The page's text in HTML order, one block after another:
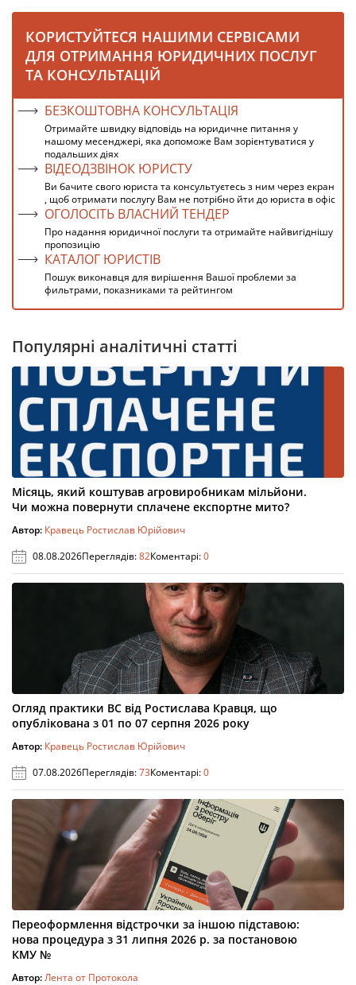
КОРИСТУЙТЕСЯ НАШИМИ СЕРВІСАМИ
ДЛЯ ОТРИМАННЯ ЮРИДИЧНИХ ПОСЛУГ
ТА КОНСУЛЬТАЦІЙ
БЕЗКОШТОВНА КОНСУЛЬТАЦІЯ
Отримайте швидку відповідь на юридичне питання у
нашому месенджері, яка допоможе Вам зорієнтуватися у
подальших діях
ВІДЕОДЗВІНОК ЮРИСТУ
Ви бачите свого юриста та консультуєтесь з ним через екран
, щоб отримати послугу Вам не потрібно йти до юриста в офіс
ОГОЛОСІТЬ ВЛАСНИЙ ТЕНДЕР
Про надання юридичної послуги та отримайте найвигіднішу
пропозицію
КАТАЛОГ ЮРИСТІВ
Пошук виконавця для вирішення Вашої проблеми за
фильтрами, показниками та рейтингом
Популярні аналітичні статті
Місяць, який коштував агровиробникам мільйони.
Чи можна повернути сплачене експортне мито?
Автор: Кравець Ростислав Юрійович
08.08.2026Переглядів:82Коментарі:0
Огляд практики ВС від Ростислава Кравця, що
опублікована з 01 по 07 серпня 2026 року
Автор: Кравець Ростислав Юрійович
07.08.2026Переглядів:73Коментарі:0
Переоформлення відстрочки за іншою підставою:
нова процедура з 31 липня 2026 р. за постановою
КМУ №
Автор:Лента от Протокола